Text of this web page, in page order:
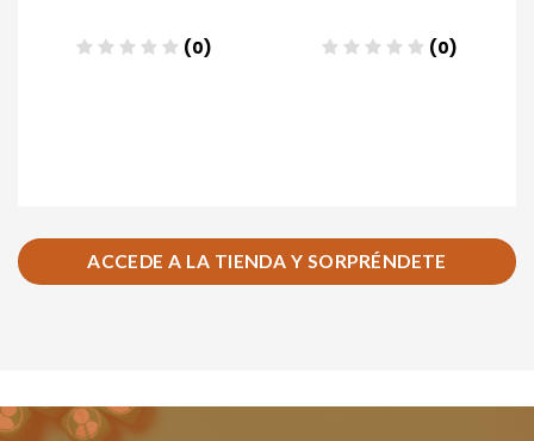
ACCEDE A LA TIENDA Y SORPRÉNDETE